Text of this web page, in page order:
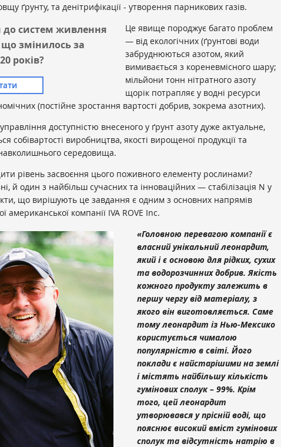
ґрунту, та денітрифікації - утворення парникових газів.
до систем живлення
змінилось за
років?
Це явище породжує багато проблем
— від екологічних (ґрунтові води
забруднюються азотом, який
вимивається з кореневмісного шару;
мільйони тонн нітратного азоту
щорік потрапляє у водні ресурси
(постійне зростання вартості добрив, зокрема азотних).
доступністю внесеного у ґрунт азоту дуже актуальне,
собівартості виробництва, якості вирощеної продукції та
середовища.
рівень засвоєння цього поживного елементу рослинами?
й один з найбільш сучасних та інноваційних — стабілізація N у
що вирішують це завдання є одним з основних напрямів
американської компанії IVA ROVE Inc.
«Головною перевагою компанії є
власний унікальний леонардит,
який і є основою для рідких, сухих
та водорозчинних добрив. Якість
кожного продукту залежить в
першу чергу від матеріалу, з
якого він виготовляється. Саме
тому леонардит із Нью-Мексико
користується чималою
популярністю в світі. Його
поклади є найстарішими на землі
і містять найбільшу кількість
гумінових сполук – 99%. Крім
того, цей леонардит
утворювався у прісній воді, що
пояснює високий вміст гумінових
сполук та відсутність натрію в